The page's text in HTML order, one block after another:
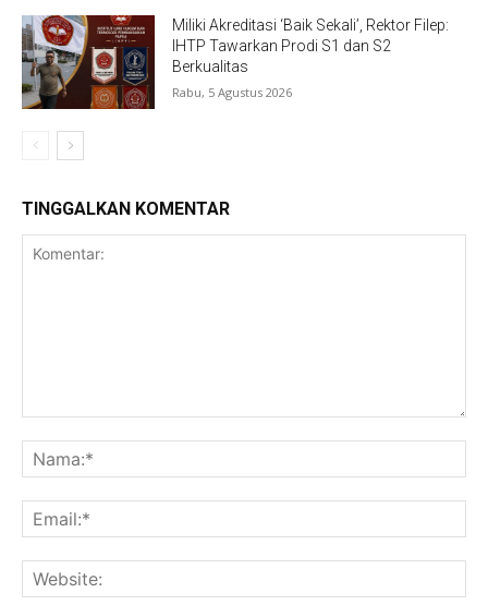
Miliki Akreditasi ‘Baik Sekali’, Rektor Filep:
IHTP Tawarkan Prodi S1 dan S2
Berkualitas
Rabu, 5 Agustus 2026
TINGGALKAN KOMENTAR